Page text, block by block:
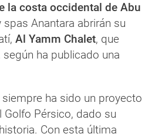
la costa occidental de Abu
Anantara abrirán su
Al Yamm Chalet, que
ha publicado una
ha sido un proyecto
Pérsico, dado su
Con esta última